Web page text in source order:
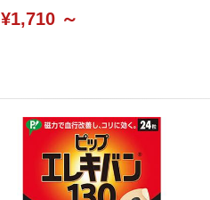
¥1,710 ～